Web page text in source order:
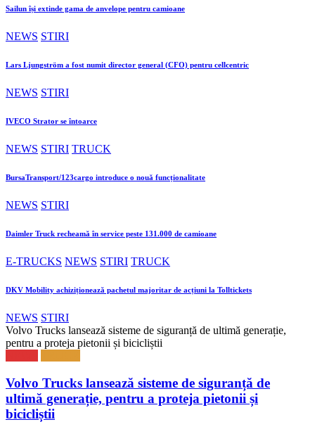
Sailun își extinde gama de anvelope pentru camioane
NEWS STIRI
Lars Ljungström a fost numit director general (CFO) pentru cellcentric
NEWS STIRI
IVECO Strator se întoarce
NEWS STIRI TRUCK
BursaTransport/123cargo introduce o nouă funcționalitate
NEWS STIRI
Daimler Truck recheamă în service peste 131.000 de camioane
E-TRUCKS NEWS STIRI TRUCK
DKV Mobility achiziționează pachetul majoritar de acțiuni la Tolltickets
NEWS STIRI
Volvo Trucks lansează sisteme de siguranță de ultimă generație,
pentru a proteja pietonii și bicicliștii
Volvo Trucks lansează sisteme de siguranță de
ultimă generație, pentru a proteja pietonii și
bicicliștii